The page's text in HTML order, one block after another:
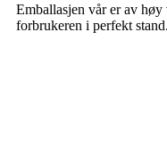
Emballasjen vår er av
forbrukeren i perfekt